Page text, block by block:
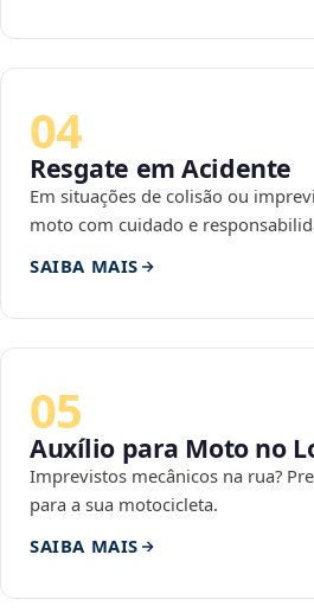
04
Resgate em Acidente
Em situações de colisão ou
moto com cuidado e
SAIBA MAIS
05
Auxílio para Moto no
Imprevistos mecânicos na rua?
para a sua motocicleta.
SAIBA MAIS